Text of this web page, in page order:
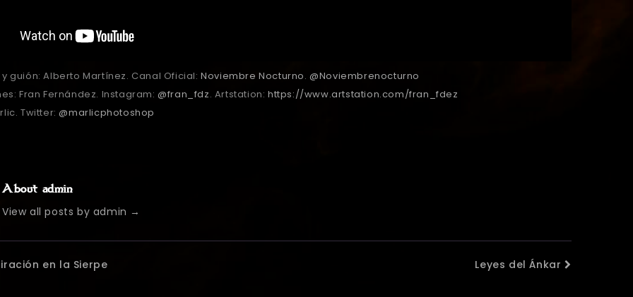
guión: Alberto Martínez. Canal Oficial:Noviembre Nocturno. @Noviembrenocturno
Fran Fernández. Instagram: @fran_fdz. Artstation:https://www.artstation.com/fran_fdez
Twitter: @marlicphotoshop
About admin
View all posts by admin →
en la Sierpe Leyes del Ánkar